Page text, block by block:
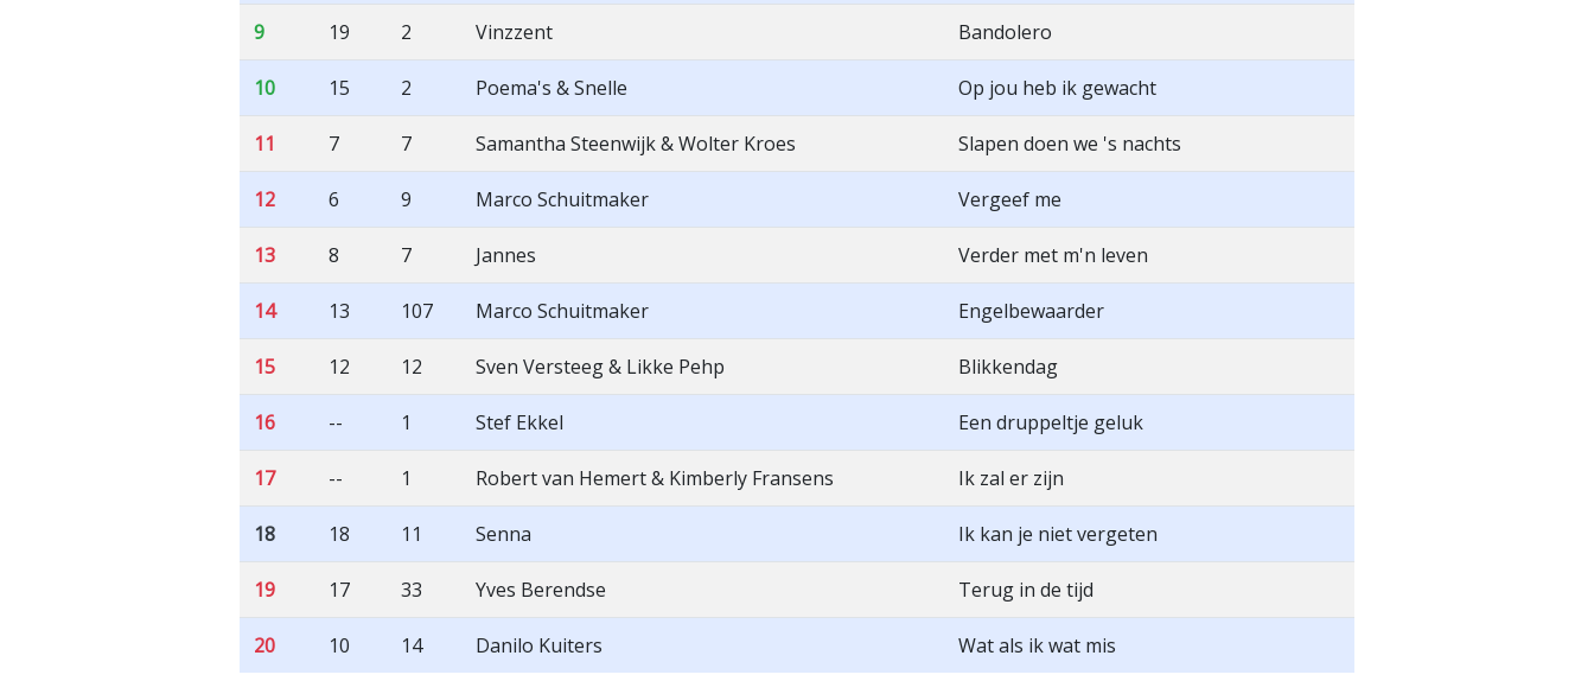
9 19 2 Vinzzent Bandolero
10 15 2 Poema's & Snelle Op jou heb ik gewacht
11 7 7 Samantha Steenwijk & Wolter Kroes Slapen doen we 's nachts
12 6 9 Marco Schuitmaker Vergeef me
13 8 7 Jannes Verder met m'n leven
14 13 107 Marco Schuitmaker Engelbewaarder
15 12 12 Sven Versteeg & Likke Pehp Blikkendag
16 -- 1 Stef Ekkel Een druppeltje geluk
17 -- 1 Robert van Hemert & Kimberly Fransens Ik zal er zijn
18 18 11 Senna Ik kan je niet vergeten
19 17 33 Yves Berendse Terug in de tijd
20 10 14 Danilo Kuiters Wat als ik wat mis